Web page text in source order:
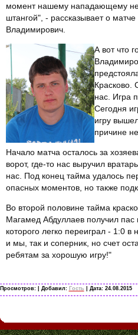
момент нашему нападающему не
штангой", - рассказывает о
Владимирович.
А вот что
Красково.
нас. Игра
Сегодня
игру
причине
Начало матча осталось за
ворот, где-то нас выручил
нас. Под конец тайма удалось
опасных моментов, но также
Во второй половине тайма
Магамед Абдуллаев получил
которого легко переиграл - 1:0 в
и мы, так и соперник, но счет
ребятам за хорошую игру!"
Просмотров: | Добавил: Гость | Дата: 24.08.2015